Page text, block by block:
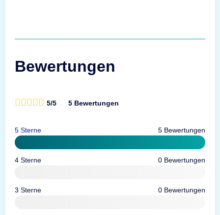
Bewertungen
5/5 5 Bewertungen
5 Sterne 5 Bewertungen
4 Sterne 0 Bewertungen
3 Sterne 0 Bewertungen